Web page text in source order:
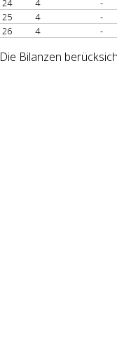
24
4
-
25
4
-
26
4 -
Die Bilanzen